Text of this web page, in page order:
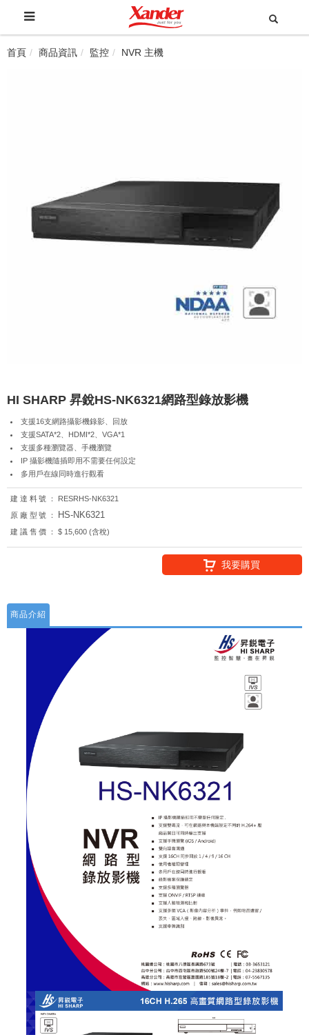
首頁 商品資訊 監控 NVR 主機
HI SHARP 昇銳HS-NK6321網路型錄放影機
支援16支網路攝影機錄影、回放
支援SATA*2、HDMI*2、VGA*1
支援多種瀏覽器、手機瀏覽
IP 攝影機隨插即用不需要任何設定
多用戶在線同時進行觀看
建達料號：
RESRHS-NK6321
原廠型號：
HS-NK6321
建議售價： $ 15,600 (含稅)
我要購買
商品介紹